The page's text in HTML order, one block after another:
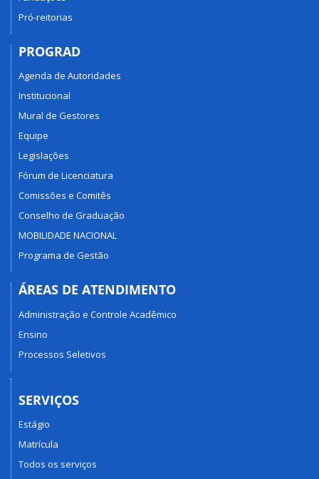
Pró-reitorias
PROGRAD
Agenda de Autoridades
Institucional
Mural de Gestores
Equipe
Legislações
Fórum de Licenciatura
Comissões e Comitês
Conselho de Graduação
MOBILIDADE NACIONAL
Programa de Gestão
ÁREAS DE ATENDIMENTO
Administração e Controle Acadêmico
Ensino
Processos Seletivos
SERVIÇOS
Estágio
Matrícula
Todos os serviços